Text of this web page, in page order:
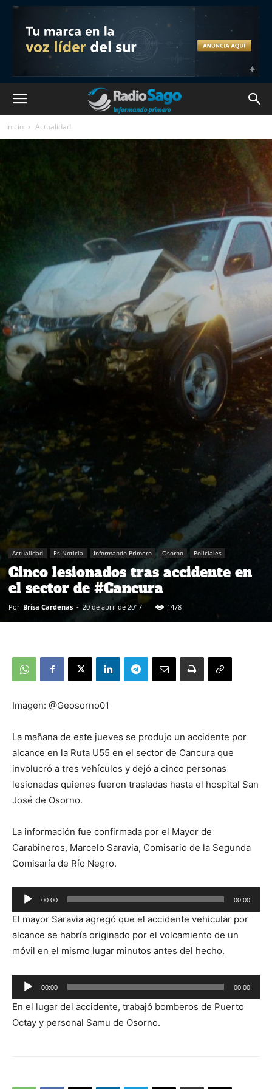
Inicio Actualidad
Actualidad Es Noticia Informando Primero Osorno Policiales
Cinco lesionados tras accidente en
el sector de #Cancura
Por Brisa Cardenas - 20 de abril de 2017 1478
Imagen: @Geosorno01
La mañana de este jueves se produjo un accidente por
alcance en la Ruta U55 en el sector de Cancura que
involucró a tres vehículos y dejó a cinco personas
lesionadas quienes fueron trasladas hasta el hospital San
José de Osorno.
La información fue confirmada por el Mayor de
Carabineros, Marcelo Saravia, Comisario de la Segunda
Comisaría de Río Negro.
Reproductor
de
audio
00:00 00:00
El mayor Saravia agregó que el accidente vehicular por
alcance se habría originado por el volcamiento de un
móvil en el mismo lugar minutos antes del hecho.
Reproductor
de
audio
00:00 00:00
En el lugar del accidente, trabajó bomberos de Puerto
Octay y personal Samu de Osorno.